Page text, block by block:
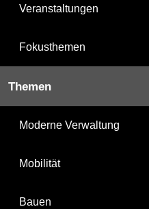
Veranstaltungen
Fokusthemen
Themen
Moderne Verwaltung
Mobilität
Bauen